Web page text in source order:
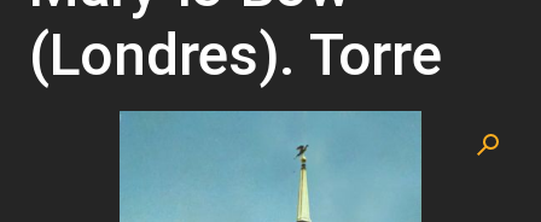
(Londres). Torre